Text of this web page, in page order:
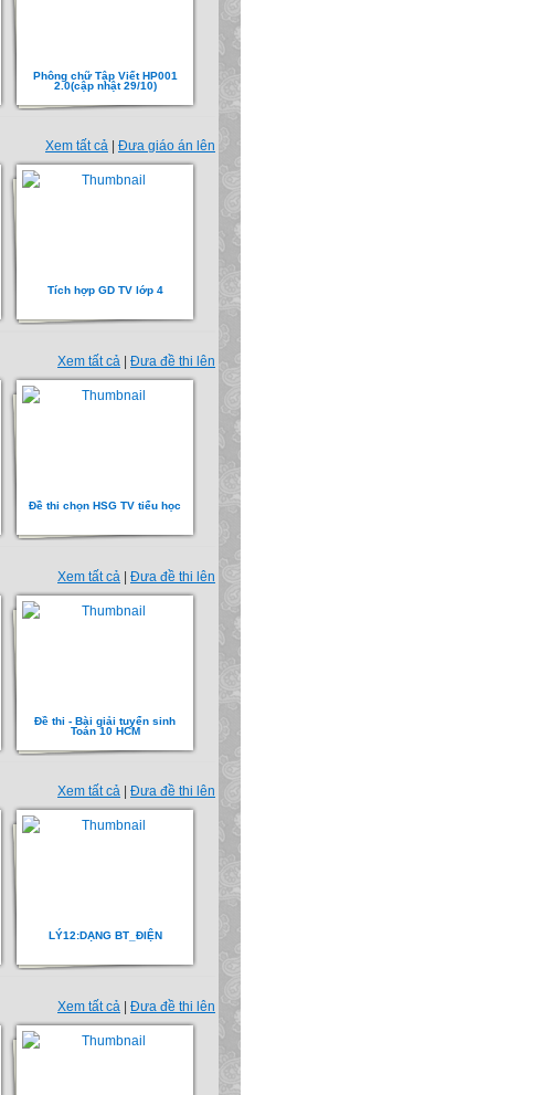
Phông chữ Tập Viết HP001
2.0(cập nhật 29/10)
Xem tất cả Đưa giáo án lên
Tích hợp GD TV lớp 4
Xem tất cả Đưa đề thi lên
Đề thi chọn HSG TV tiểu học
Xem tất cả | Đưa đề thi lên
Đề thi - Bài giải tuyển sinh
Toán 10 HCM
Xem tất cả Đưa đề thi lên
LÝ12:DẠNG BT_ĐIỆN
Xem tất cả | Đưa đề thi lên